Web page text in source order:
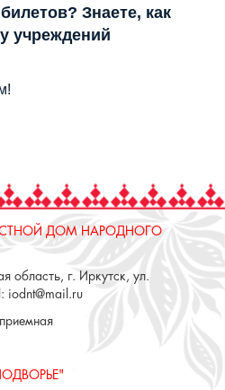
Знаете, как
учреждений
ДОМ НАРОДНОГО
область, г. Иркутск, ул.
iodnt@mail.ru